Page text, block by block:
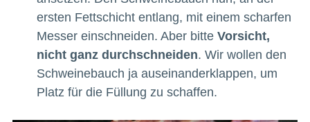
ersten Fettschicht entlang, mit einem scharfen
Messer einschneiden. Aber bitte Vorsicht,
nicht ganz durchschneiden. Wir wollen den
Schweinebauch ja auseinanderklappen, um
Platz für die Füllung zu schaffen.